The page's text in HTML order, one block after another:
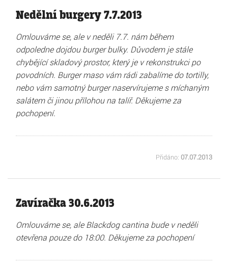
Nedělní burgery 7.7.2013
Omlouváme se, ale v neděli 7.7. nám během
odpoledne dojdou burger bulky. Důvodem je stále
chybějící skladový prostor, který je v rekonstrukci po
povodních. Burger maso vám rádi zabalíme do tortilly,
nebo vám samotný burger naservírujeme s míchaným
salátem či jinou přílohou na talíř. Děkujeme za
pochopení.
Přidáno: 07.07.2013
Zavíračka 30.6.2013
Omlouváme se, ale Blackdog cantina bude v neděli
otevřena pouze do 18:00. Děkujeme za pochopení